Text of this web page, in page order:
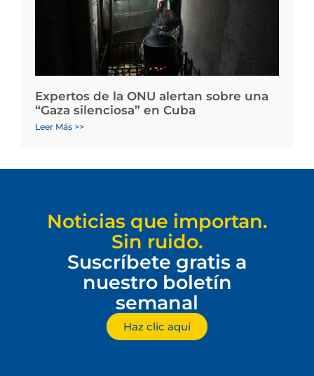
Expertos de la ONU alertan sobre una
“Gaza silenciosa” en Cuba
Leer Más >>
Noticias que importan.
Sin ruido.
Suscríbete gratis a
nuestro boletín
semanal
Haz clic aquí